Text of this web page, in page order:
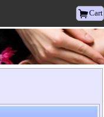
Cart